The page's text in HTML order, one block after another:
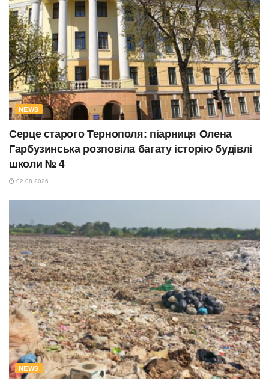
NEWS
Серце старого Тернополя: піарниця Олена
Гарбузинська розповіла багату історію будівлі
школи № 4
02.08.2026
NEWS